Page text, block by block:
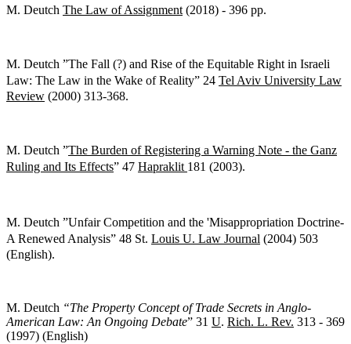
M. Deutch The Law of Assignment (2018) - 396 pp.
M. Deutch ”The Fall (?) and Rise of the Equitable Right in Israeli
Law: The Law in the Wake of Reality” 24 Tel Aviv University Law
Review (2000) 313-368.
M. Deutch ”The Burden of Registering a Warning Note - the Ganz
Ruling and Its Effects” 47 Hapraklit 181 (2003).
M. Deutch ”Unfair Competition and the 'Misappropriation Doctrine-
A Renewed Analysis” 48 St. Louis U. Law Journal (2004) 503
(English).
M. Deutch “The Property Concept of Trade Secrets in Anglo-
American Law: An Ongoing Debate” 31 U. Rich. L. Rev. 313 - 369
(1997) (English)